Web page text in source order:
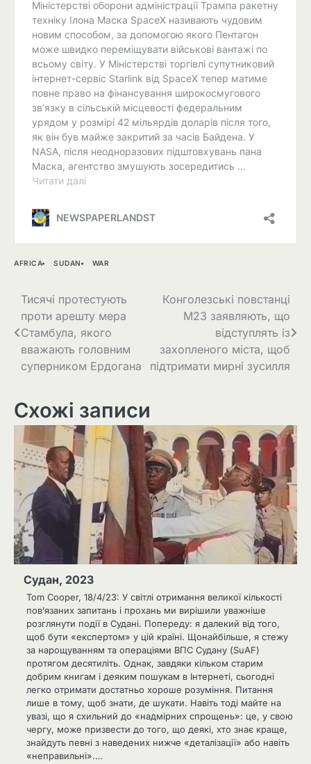
AFRICA SUDAN WAR
Навігація
записів
Тисячі протестують
проти арешту мера
Стамбула, якого
вважають головним
суперником Ердогана
Конголезські повстанці
M23 заявляють, що
відступлять із
захопленого міста, щоб
підтримати мирні зусилля
Схожі записи
Судан, 2023
Tom Cooper, 18/4/23: У світлі отримання великої кількості
пов’язаних запитань і прохань ми вирішили уважніше
розглянути події в Судані. Попереду: я далекий від того,
щоб бути «експертом» у цій країні. Щонайбільше, я стежу
за нарощуванням та операціями ВПС Судану (SuAF)
протягом десятиліть. Однак, завдяки кільком старим
добрим книгам і деяким пошукам в Інтернеті, сьогодні
легко отримати достатньо хороше розуміння. Питання
лише в тому, щоб знати, де шукати. Навіть тоді майте на
увазі, що я схильний до «надмірних спрощень»: це, у свою
чергу, може призвести до того, що деякі, хто знає краще,
знайдуть певні з наведених нижче «деталізації» або навіть
«неправильні».…